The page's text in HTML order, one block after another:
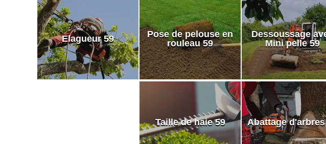
Elagueur 59
Pose de pelouse en
rouleau 59
Dessoussage
Mini pelle 59
Taille de haie 59 Abattage d'arbres